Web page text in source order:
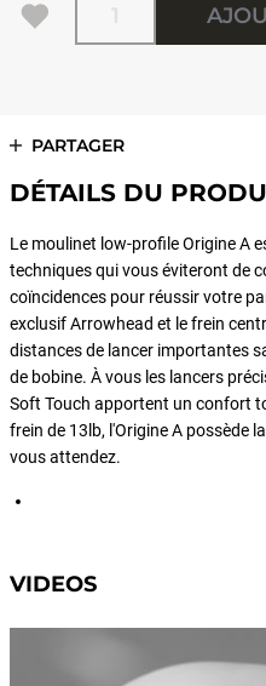
PARTAGER
DÉTAILS DU
Le moulinet low-profile Origine A
techniques qui vous éviteront de
coïncidences pour réussir votre
exclusif Arrowhead et le frein
distances de lancer importantes
de bobine. À vous les lancers
Soft Touch apportent un confort
frein de 13lb, l'Origine A possède
vous attendez.
VIDEOS